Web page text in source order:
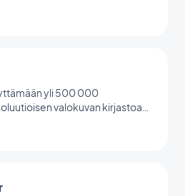
yli 500 000
valokuvan kirjastoa